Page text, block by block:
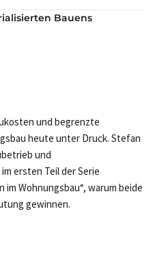
Bauens
und begrenzte
heute unter Druck. Stefan
und
ersten Teil der Serie
im Wohnungsbau“, warum beide
gewinnen.